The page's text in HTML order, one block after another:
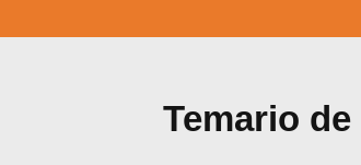
Temario